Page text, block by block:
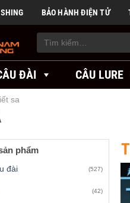
BẢO HÀNH ĐIỆN TỬ
Tìm
kiếm:
ĐÀI CÂU LURE
sa
phẩm
đài (527)
(42)